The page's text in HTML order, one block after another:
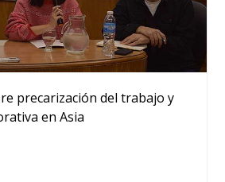
precarización del trabajo y
en Asia